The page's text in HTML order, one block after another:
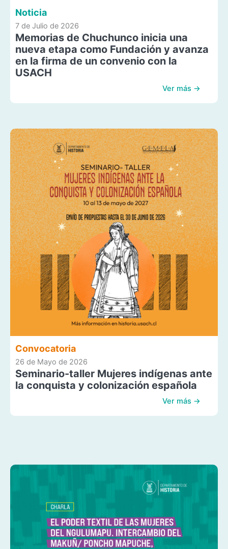
Noticia
7 de Julio de 2026
Memorias de Chuchunco inicia una
nueva etapa como Fundación y avanza
en la firma de un convenio con la
USACH
Ver más →
Convocatoria
26 de Mayo de 2026
Seminario-taller Mujeres indígenas ante
la conquista y colonización española
Ver más →